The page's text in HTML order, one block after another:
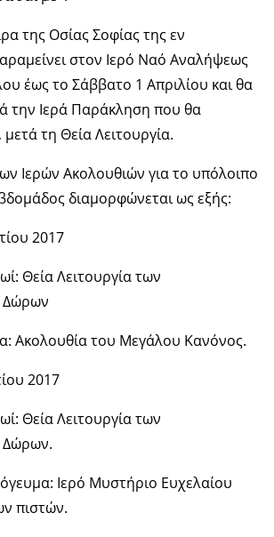
της Οσίας Σοφίας της εν
στον Ιερό Ναό Αναλήψεως
έως το Σάββατο 1 Απριλίου και θα
την Ιερά Παράκληση που θα
μετά τη Θεία Λειτουργία.
Ιερών Ακολουθιών για το υπόλοιπο
διαμορφώνεται ως εξής:
2017
Θεία Λειτουργία των
Δώρων
Ακολουθία του Μεγάλου Κανόνος.
2017
Θεία Λειτουργία των
Δώρων.
Ιερό Μυστήριο Ευχελαίου
πιστών.